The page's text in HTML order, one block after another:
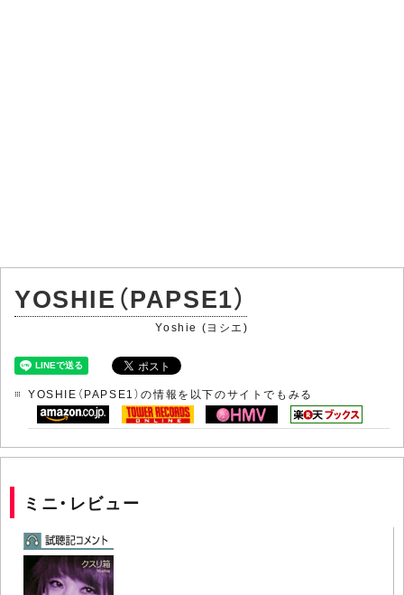
YOSHIE（PAPSE1）
Yoshie (ヨシエ)
YOSHIE（PAPSE1）の情報を以下のサイトでもみる
ミニ・レビュー